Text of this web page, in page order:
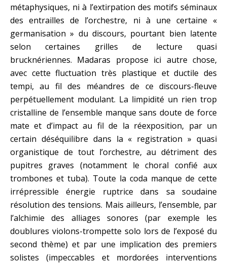
métaphysiques, ni à l’extirpation des motifs séminaux
des entrailles de l’orchestre, ni à une certaine «
germanisation » du discours, pourtant bien latente
selon certaines grilles de lecture quasi
brucknériennes. Madaras propose ici autre chose,
avec cette fluctuation très plastique et ductile des
tempi, au fil des méandres de ce discours-fleuve
perpétuellement modulant. La limpidité un rien trop
cristalline de l’ensemble manque sans doute de force
mate et d’impact au fil de la réexposition, par un
certain déséquilibre dans la « registration » quasi
organistique de tout l’orchestre, au détriment des
pupitres graves (notamment le choral confié aux
trombones et tuba). Toute la coda manque de cette
irrépressible énergie ruptrice dans sa soudaine
résolution des tensions. Mais ailleurs, l’ensemble, par
l’alchimie des alliages sonores (par exemple les
doublures violons-trompette solo lors de l’exposé du
second thème) et par une implication des premiers
solistes (impeccables et mordorées interventions